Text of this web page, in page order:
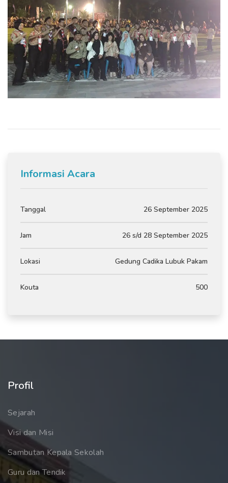
Informasi Acara
Tanggal 26 September 2025
Jam 26 s/d 28 September 2025
Lokasi Gedung Cadika Lubuk Pakam
Kouta 500
Profil
Sejarah
Visi dan Misi
Sambutan Kepala Sekolah
Guru dan Tendik